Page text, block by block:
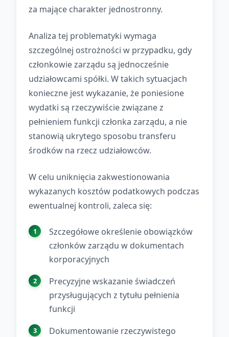
za mające charakter jednostronny.
Analiza tej problematyki wymaga
szczególnej ostrożności w przypadku, gdy
członkowie zarządu są jednocześnie
udziałowcami spółki. W takich sytuacjach
konieczne jest wykazanie, że poniesione
wydatki są rzeczywiście związane z
pełnieniem funkcji członka zarządu, a nie
stanowią ukrytego sposobu transferu
środków na rzecz udziałowców.
W celu uniknięcia zakwestionowania
wykazanych kosztów podatkowych podczas
ewentualnej kontroli, zaleca się:
Szczegółowe określenie obowiązków
członków zarządu w dokumentach
korporacyjnych
Precyzyjne wskazanie świadczeń
przysługujących z tytułu pełnienia
funkcji
Dokumentowanie rzeczywistego